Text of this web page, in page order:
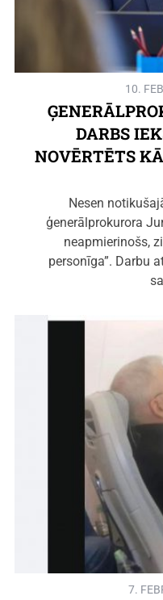
10.
DARBS
NOVĒRTĒTS
Nesen
ģenerālprokurora
neapmierinošs,
personīga”. Darbu
7.